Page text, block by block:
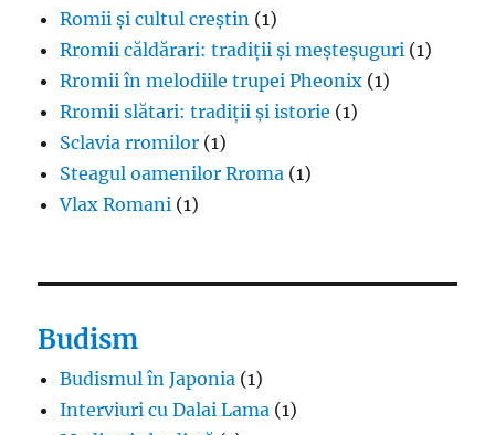
Romii și cultul creștin (1)
Rromii căldărari: tradiții și meșteșuguri (1)
Rromii în melodiile trupei Pheonix (1)
Rromii slătari: tradiții și istorie (1)
Sclavia rromilor (1)
Steagul oamenilor Rroma (1)
Vlax Romani (1)
Budism
Budismul în Japonia (1)
Interviuri cu Dalai Lama (1)